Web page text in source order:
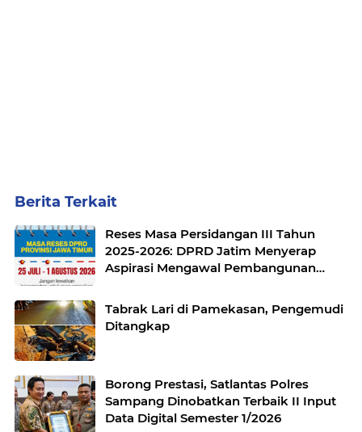
Berita Terkait
Reses Masa Persidangan III Tahun
2025-2026: DPRD Jatim Menyerap
Aspirasi Mengawal Pembangunan
Tabrak Lari di Pamekasan, Pengemudi
Ditangkap
Borong Prestasi, Satlantas Polres
Sampang Dinobatkan Terbaik II Input
Data Digital Semester 1/2026